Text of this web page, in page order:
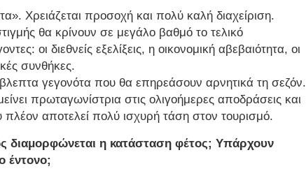
Χρειάζεται προσοχή και πολύ καλή διαχείριση.
θα κρίνουν σε μεγάλο βαθμό το τελικό
οι διεθνείς εξελίξεις, η οικονομική αβεβαιότητα, οι
συνθήκες.
γεγονότα που θα επηρεάσουν αρνητικά τη σεζόν.
πρωταγωνίστρια στις ολιγοήμερες αποδράσεις και
αποτελεί πολύ ισχυρή τάση στον τουρισμό.
η κατάσταση φέτος; Υπάρχουν
έντονο;